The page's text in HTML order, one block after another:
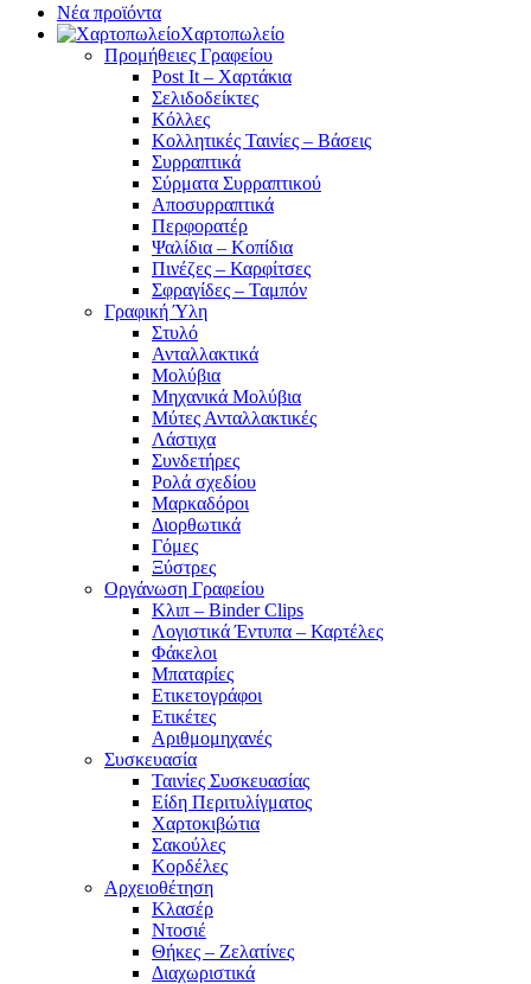
Νέα προϊόντα
Χαρτοπωλείο
Προμήθειες Γραφείου
Post It – Χαρτάκια
Σελιδοδείκτες
Κόλλες
Κολλητικές Ταινίες – Βάσεις
Συρραπτικά
Σύρματα Συρραπτικού
Αποσυρραπτικά
Περφορατέρ
Ψαλίδια – Κοπίδια
Πινέζες – Καρφίτσες
Σφραγίδες – Ταμπόν
Γραφική Ύλη
Στυλό
Ανταλλακτικά
Μολύβια
Μηχανικά Μολύβια
Μύτες Ανταλλακτικές
Λάστιχα
Συνδετήρες
Ρολά σχεδίου
Μαρκαδόροι
Διορθωτικά
Γόμες
Ξύστρες
Οργάνωση Γραφείου
Κλιπ – Binder Clips
Λογιστικά Έντυπα – Καρτέλες
Φάκελοι
Μπαταρίες
Ετικετογράφοι
Ετικέτες
Αριθμομηχανές
Συσκευασία
Ταινίες Συσκευασίας
Είδη Περιτυλίγματος
Χαρτοκιβώτια
Σακούλες
Κορδέλες
Αρχειοθέτηση
Κλασέρ
Ντοσιέ
Θήκες – Ζελατίνες
Διαχωριστικά